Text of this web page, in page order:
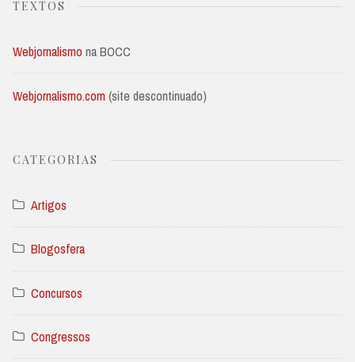
TEXTOS
Webjornalismo na BOCC
Webjornalismo.com (site descontinuado)
CATEGORIAS
Artigos
Blogosfera
Concursos
Congressos